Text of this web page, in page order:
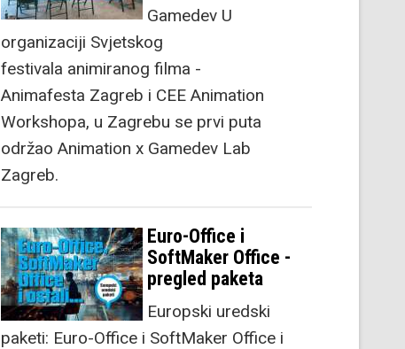
Gamedev U
organizaciji Svjetskog
festivala animiranog filma -
Animafesta Zagreb i CEE Animation
Workshopa, u Zagrebu se prvi puta
održao Animation x Gamedev Lab
Zagreb.
Euro-Office i
SoftMaker Office -
pregled paketa
Europski uredski
paketi: Euro-Office i SoftMaker Office i